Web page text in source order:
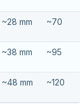
~28 mm ~70
~38 mm ~95
~48 mm ~120